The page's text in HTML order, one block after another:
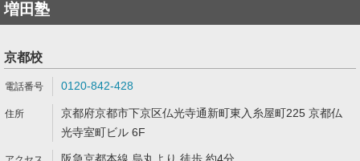
増田塾
京都校
0120-842-428
京都府京都市下京区仏光寺通新町東入糸屋町225 京都仏
光寺室町ビル 6F